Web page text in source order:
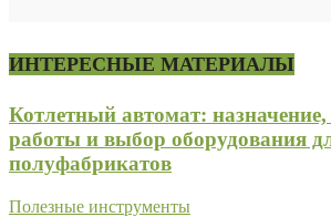
ИНТЕРЕСНЫЕ МАТЕРИАЛЫ
Котлетный автомат:
работы и выбор оборудования
полуфабрикатов
Полезные инструменты